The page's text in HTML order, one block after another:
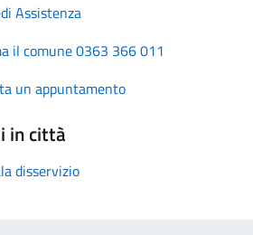
Assistenza
il comune 0363 366 011
un appuntamento
in città
disservizio